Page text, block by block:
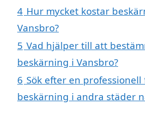
4 Hur mycket kostar
Vansbro?
5 Vad hjälper till att
beskärning i Vansbro?
6 Sök efter en professionell
beskärning i andra städer